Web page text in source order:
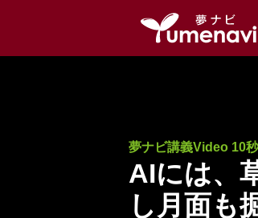
夢ナビ講義Video 10
AIには、
し月面も